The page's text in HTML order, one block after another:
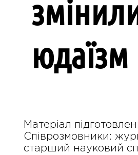
юдаїзм
Матеріал
Співрозмовники:
старший науковий